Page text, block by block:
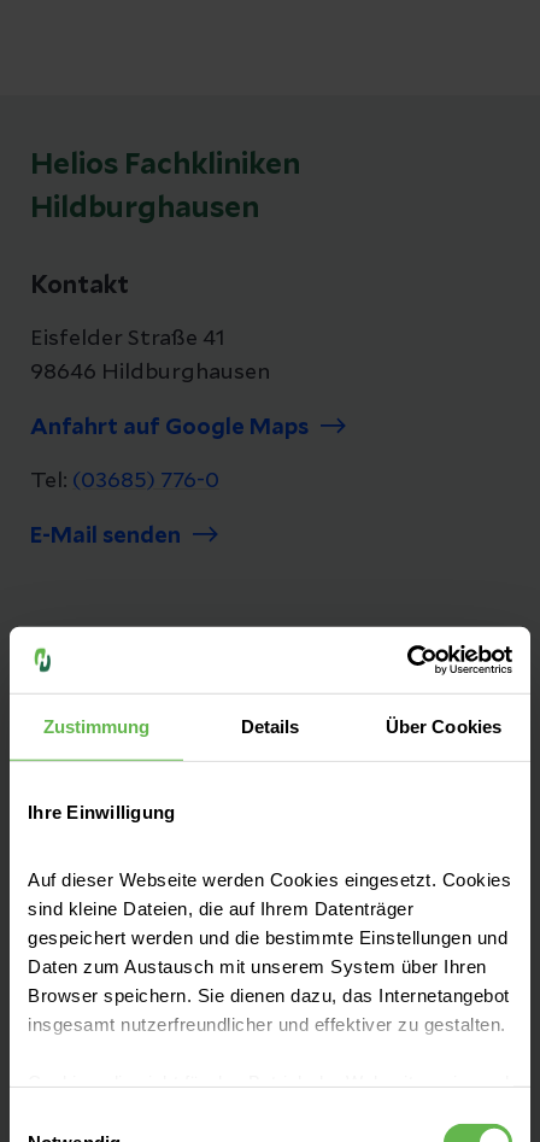
Zustimmung Details Über Cookies
Ihre Einwilligung
Auf dieser Webseite werden Cookies eingesetzt. Cookies
sind kleine Dateien, die auf Ihrem Datenträger
gespeichert werden und die bestimmte Einstellungen und
Daten zum Austausch mit unserem System über Ihren
Browser speichern. Sie dienen dazu, das Internetangebot
insgesamt nutzerfreundlicher und effektiver zu gestalten.
Helios Fachkliniken
Hildburghausen
Kontakt
Eisfelder Straße 41
98646 Hildburghausen
Anfahrt auf Google Maps
Tel: (03685) 776-0
E-Mail senden
Die Helios Fachkliniken Hildburghausen
widmen sich der Behandlung von
neurologischen und psychiatrischen
Krankheitsbildern.
Unsere Fachbereiche
Ihre Ansprechpartner